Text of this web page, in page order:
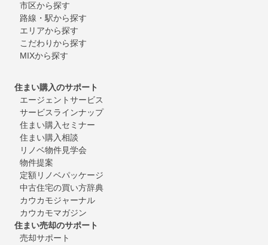
市区から探す
路線・駅から探す
エリアから探す
こだわりから探す
MIXから探す
住まい購入のサポート
エージェントサービス
サービスラインナップ
住まい購入セミナー
住まい購入相談
リノベ物件見学会
物件提案
定額リノベパッケージ
中古住宅の買い方辞典
カウカモジャーナル
カウカモマガジン
住まい売却のサポート
売却サポート